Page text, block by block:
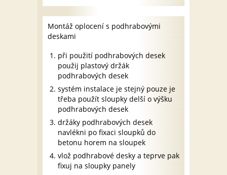
Montáž oplocení s podhrabovými
deskami
při použití podhrabových desek
použij plastový držák
podhrabových desek
systém instalace je stejný pouze je
třeba použít sloupky delší o výšku
podhrabových desek
držáky podhrabových desek
navlékni po fixaci sloupků do
betonu horem na sloupek
vlož podhrabové desky a teprve pak
fixuj na sloupky panely